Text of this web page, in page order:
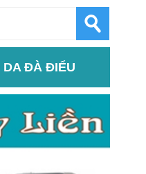
DA ĐÀ ĐIỂU